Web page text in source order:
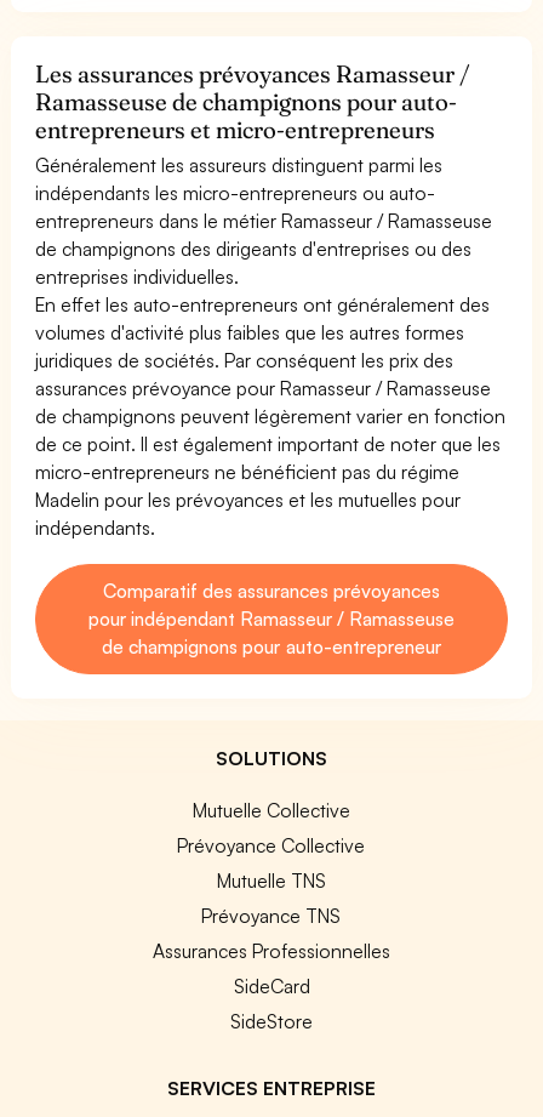
Les assurances prévoyances Ramasseur /
Ramasseuse de champignons pour auto-
entrepreneurs et micro-entrepreneurs
Généralement les assureurs distinguent parmi les
indépendants les micro-entrepreneurs ou auto-
entrepreneurs dans le métier Ramasseur / Ramasseuse
de champignons des dirigeants d'entreprises ou des
entreprises individuelles.
En effet les auto-entrepreneurs ont généralement des
volumes d'activité plus faibles que les autres formes
juridiques de sociétés. Par conséquent les prix des
assurances prévoyance pour Ramasseur / Ramasseuse
de champignons peuvent légèrement varier en fonction
de ce point. Il est également important de noter que les
micro-entrepreneurs ne bénéficient pas du régime
Madelin pour les prévoyances et les mutuelles pour
indépendants.
Comparatif des assurances prévoyances
pour indépendant Ramasseur / Ramasseuse
de champignons pour auto-entrepreneur
SOLUTIONS
Mutuelle Collective
Prévoyance Collective
Mutuelle TNS
Prévoyance TNS
Assurances Professionnelles
SideCard
SideStore
SERVICES ENTREPRISE